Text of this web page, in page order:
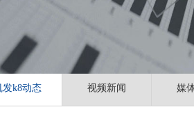
发k8动态 视频新闻 媒